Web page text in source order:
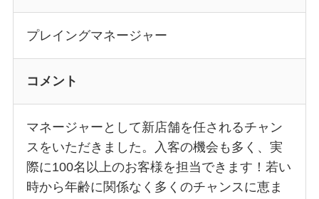
プレイングマネージャー
コメント
マネージャーとして新店舗を任されるチャン
スをいただきました。入客の機会も多く、実
際に100名以上のお客様を担当できます！若い
時から年齢に関係なく多くのチャンスに恵ま